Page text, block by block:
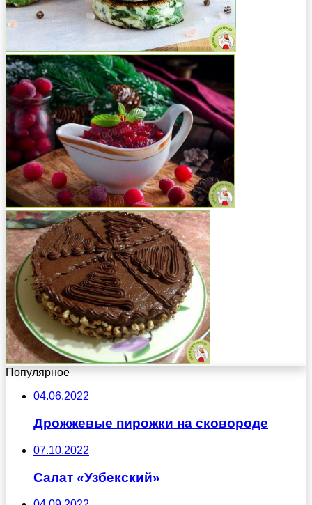
Популярное
04.06.2022
Дрожжевые пирожки на сковороде
07.10.2022
Салат «Узбекский»